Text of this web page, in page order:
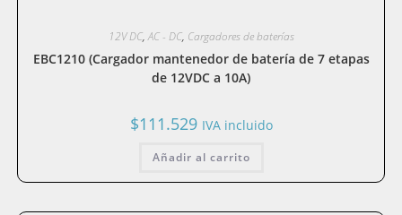
12V DC,AC - DC, Cargadores de baterías
EBC1210 (Cargador mantenedor de batería de 7 etapas
de 12VDC a 10A)
$111.529 IVA incluido
Añadir al carrito